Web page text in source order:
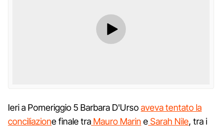
Ieri a Pomeriggio 5 Barbara D'Ursoaveva tentato la
conciliazione finale tra Mauro Marin eSarah Nile, tra i